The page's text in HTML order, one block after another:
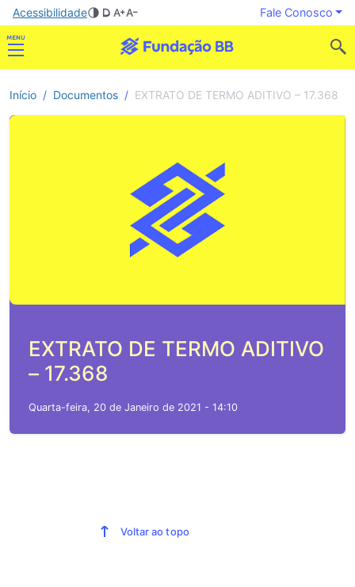
Acessibilidade Fale Conosco
Início Documentos EXTRATO DE TERMO ADITIVO – 17.368
EXTRATO DE TERMO ADITIVO
– 17.368
Quarta-feira, 20 de Janeiro de 2021 - 14:10
Voltar ao topo